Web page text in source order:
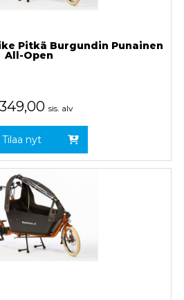
Pitkä Burgundin Punainen
All-Open
349,00 sis. alv
Tilaa nyt